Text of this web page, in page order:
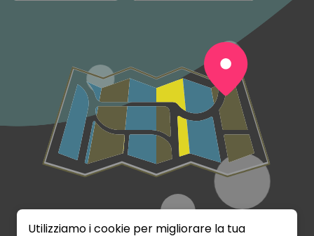
Utilizziamo i cookie per migliorare la tua